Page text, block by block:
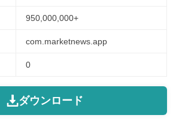
950,000,000+
com.marketnews.app
0
ダウンロード